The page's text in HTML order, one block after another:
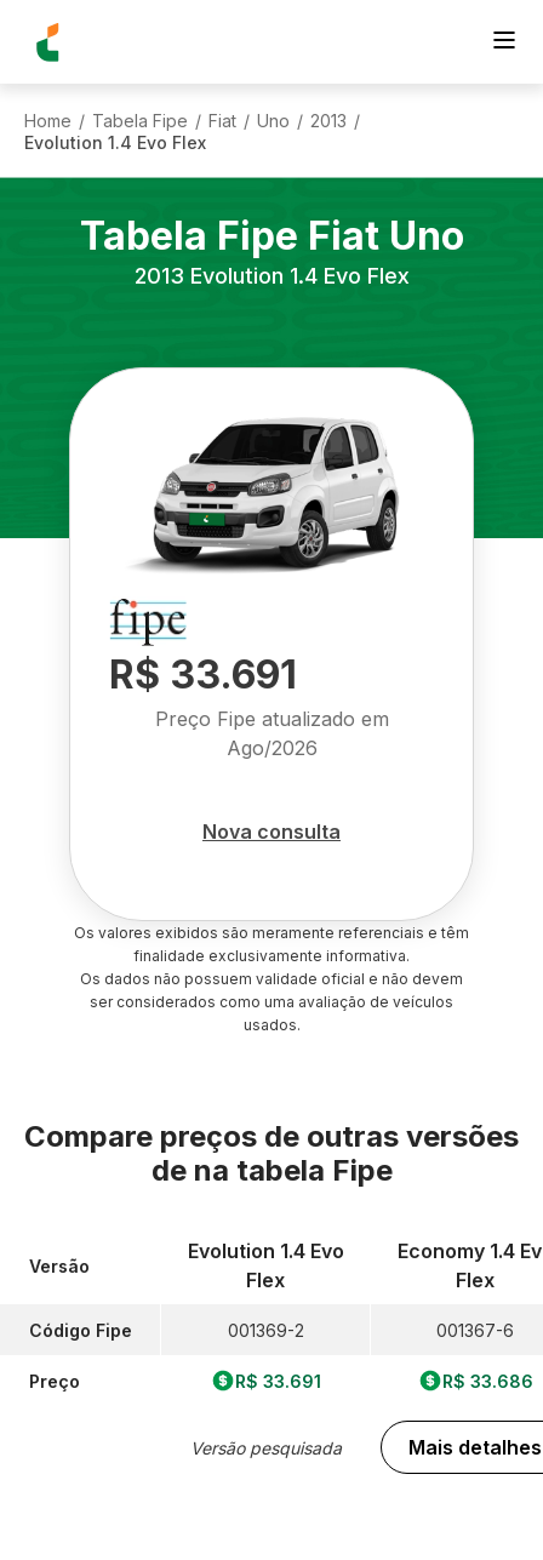
Home / Tabela Fipe / Fiat / Uno / 2013 /
Evolution 1.4 Evo Flex
Tabela Fipe Fiat Uno
2013 Evolution 1.4 Evo Flex
R$ 33.691
Preço Fipe atualizado em
Ago/2026
Nova consulta
Os valores exibidos são meramente referenciais e têm
finalidade exclusivamente informativa.
Os dados não possuem validade oficial e não devem
ser considerados como uma avaliação de veículos
usados.
Compare preços de outras versões
de na tabela Fipe
Versão
Código Fipe
Preço
Evolution 1.4 Evo
Flex
001369-2
R$ 33.691
Versão pesquisada
Economy 1.4
Flex
001367-6
R$ 33.686
Mais detalhes